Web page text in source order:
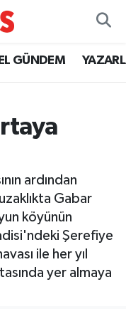
GÜNDEM
ardından
Gabar
köyünün
Şerefiye
ile her yıl
yer almaya